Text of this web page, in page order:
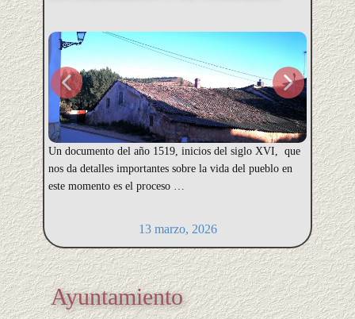
Un documento del año 1519, inicios del siglo XVI, que
nos da detalles importantes sobre la vida del pueblo en
este momento es el proceso …
13 marzo, 2026
Ayuntamiento